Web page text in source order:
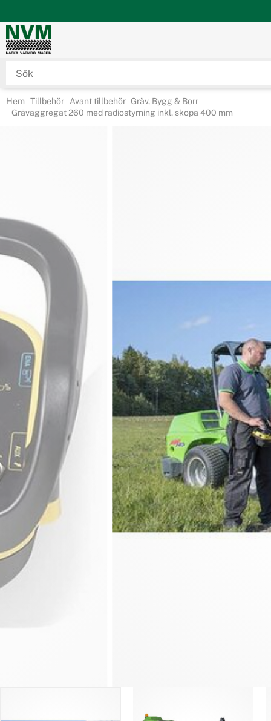
Hem Tillbehör Avant tillbehör Gräv, Bygg & Borr
Grävaggregat 260 med radiostyrning inkl. skopa 400 mm